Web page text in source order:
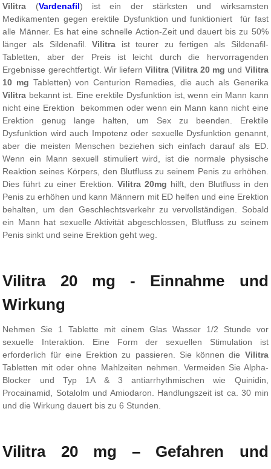
Vilitra (Vardenafil) ist ein der stärksten und wirksamsten
Medikamenten gegen erektile Dysfunktion und funktioniert für fast
alle Männer. Es hat eine schnelle Action-Zeit und dauert bis zu 50%
länger als Sildenafil.Vilitra ist teurer zu fertigen als Sildenafil-
Tabletten, aber der Preis ist leicht durch die hervorragenden
Ergebnisse gerechtfertigt. Wir liefern Vilitra(Vilitra 20 mg und Vilitra
10 mg Tabletten) von Centurion Remedies, die auch als Generika
Vilitra bekannt ist. Eine erektile Dysfunktion ist, wenn ein Mann kann
nicht eine Erektion bekommen oder wenn ein Mann kann nicht eine
Erektion genug lange halten, um Sex zu beenden. Erektile
Dysfunktion wird auch Impotenz oder sexuelle Dysfunktion genannt,
aber die meisten Menschen beziehen sich einfach darauf als ED.
Wenn ein Mann sexuell stimuliert wird, ist die normale physische
Reaktion seines Körpers, den Blutfluss zu seinem Penis zu erhöhen.
Dies führt zu einer Erektion.Vilitra 20mg hilft, den Blutfluss in den
Penis zu erhöhen und kann Männern mit ED helfen und eine Erektion
behalten, um den Geschlechtsverkehr zu vervollständigen. Sobald
ein Mann hat sexuelle Aktivität abgeschlossen, Blutfluss zu seinem
Penis sinkt und seine Erektion geht weg.
Vilitra 20 mg - Einnahme und
Wirkung
Nehmen Sie 1 Tablette mit einem Glas Wasser 1/2 Stunde vor
sexuelle Interaktion. Eine Form der sexuellen Stimulation ist
erforderlich für eine Erektion zu passieren. Sie können die Vilitra
Tabletten mit oder ohne Mahlzeiten nehmen. Vermeiden Sie Alpha-
Blocker und Typ 1A & 3 antiarrhythmischen wie Quinidin,
Procainamid, Sotalolm und Amiodaron. Handlungszeit ist ca. 30 min
und die Wirkung dauert bis zu 6 Stunden.
Vilitra 20 mg – Gefahren und